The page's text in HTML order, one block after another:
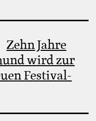
Zehn Jahre
wird zur
Festival-